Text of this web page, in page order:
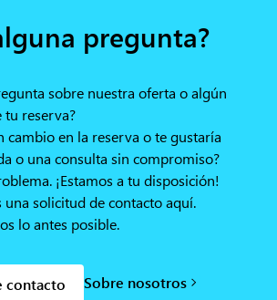
pregunta?
sobre nuestra oferta o algún
reserva?
cambio en la reserva o te gustaría
o una consulta sin compromiso?
¡Estamos a tu disposición!
una solicitud de contacto aquí.
lo antes posible.
contacto Sobre nosotros